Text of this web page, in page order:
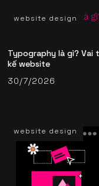
website design
Typography là gì?
kế website
30/7/2026
website design